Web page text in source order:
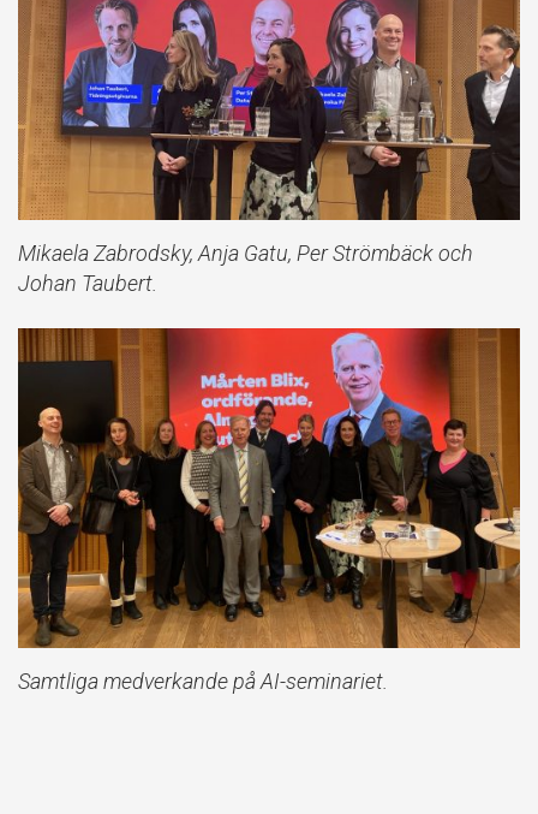
Mikaela Zabrodsky, Anja Gatu, Per Strömbäck och
Johan Taubert.
Samtliga medverkande på AI-seminariet.